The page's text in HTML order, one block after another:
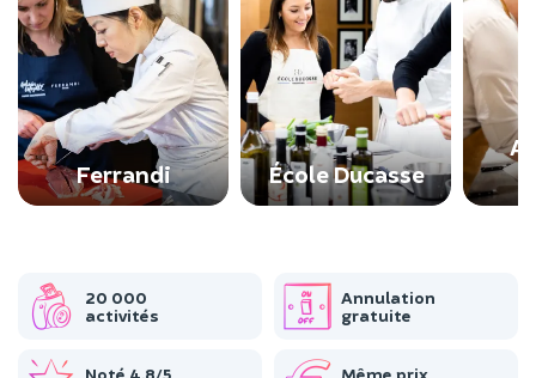
Ferrandi École Ducasse
20 000
activités
Annulation
gratuite
Noté 4,8/5
Même prix